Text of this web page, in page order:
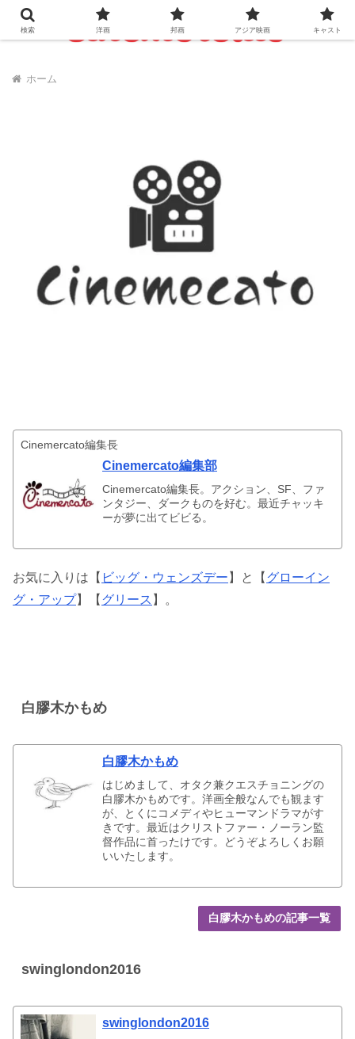
ホーム
Cinemercato編集長
Cinemercato編集部
Cinemercato編集長。アクション、SF、ファ
ンタジー、ダークものを好む。最近チャッキ
ーが夢に出てビビる。
お気に入りは【 ビッグ・ウェンズデー 】と【 グローイン
グ・アップ】【 グリース 】。
白膠木かもめ
白膠木かもめ
はじめまして、オタク兼クエスチョニングの
白膠木かもめです。洋画全般なんでも観ます
が、とくにコメディやヒューマンドラマがす
きです。最近はクリストファー・ノーラン監
督作品に首ったけです。どうぞよろしくお願
いいたします。
白膠木かもめの記事一覧
swinglondon2016
swinglondon2016
検索 洋画 邦画 アジア映画 キャスト